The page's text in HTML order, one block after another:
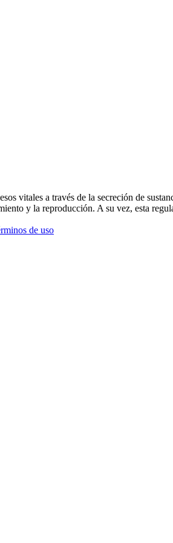
vitales a través de la secreción de
y la reproducción. A su vez, esta
de uso